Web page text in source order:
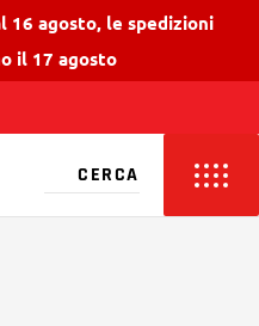
16 agosto, le spedizioni
il 17 agosto